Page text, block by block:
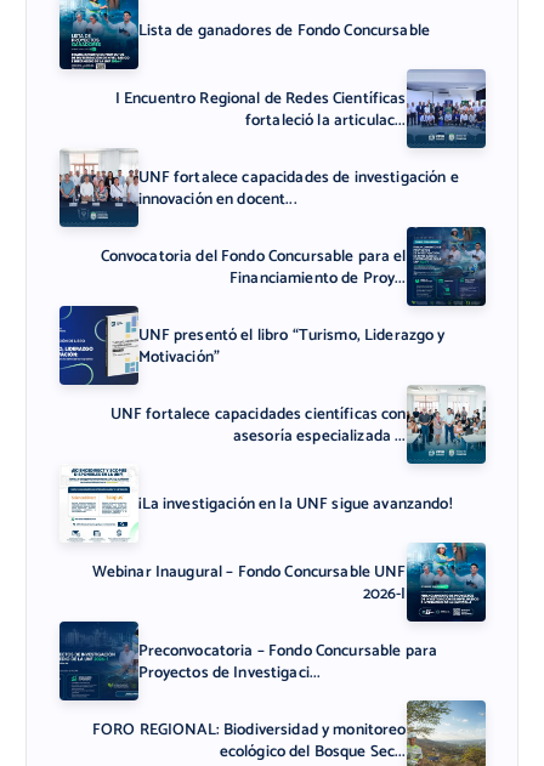
Lista de ganadores de Fondo Concursable
I Encuentro Regional de Redes Científicas
fortaleció la articulac...
UNF fortalece capacidades de investigación e
innovación en docent...
Convocatoria del Fondo Concursable para el
Financiamiento de Proy...
UNF presentó el libro “Turismo, Liderazgo y
Motivación”
UNF fortalece capacidades científicas con
asesoría especializada ...
¡La investigación en la UNF sigue avanzando!
Webinar Inaugural – Fondo Concursable UNF
2026-I
Preconvocatoria – Fondo Concursable para
Proyectos de Investigaci...
FORO REGIONAL: Biodiversidad y monitoreo
ecológico del Bosque Sec...